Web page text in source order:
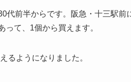
代前半からです。阪急・十三駅前
て、1個から買えます。
るようになりました。